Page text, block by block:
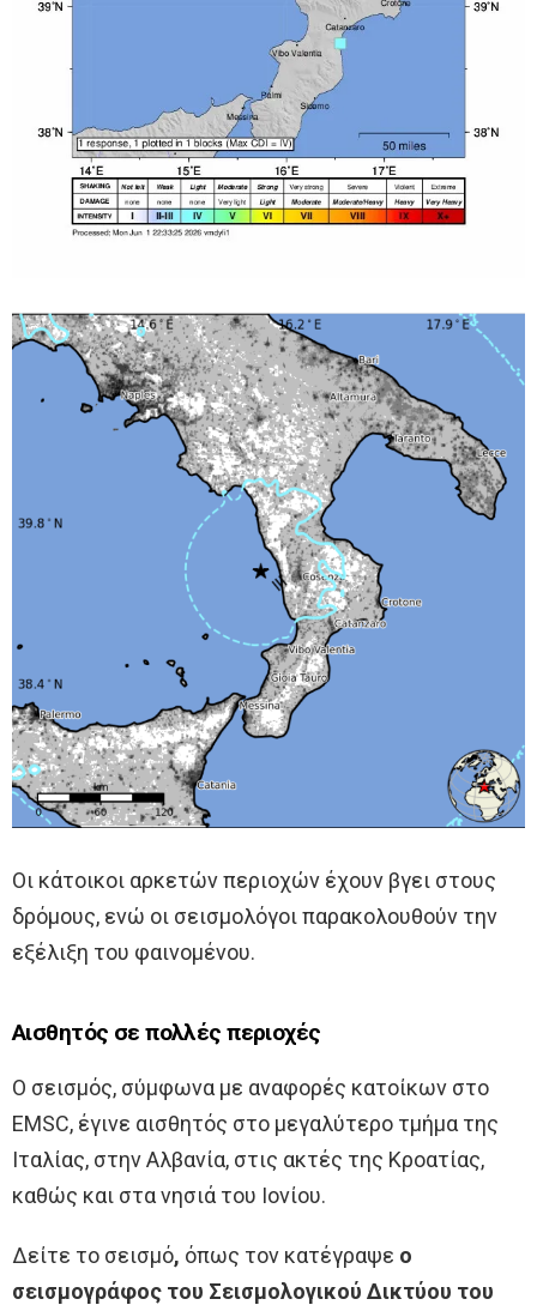
Οι κάτοικοι αρκετών περιοχών έχουν βγει στους
δρόμους, ενώ οι σεισμολόγοι παρακολουθούν την
εξέλιξη του φαινομένου.
Αισθητός σε πολλές περιοχές
Ο σεισμός, σύμφωνα με αναφορές κατοίκων στο
EMSC, έγινε αισθητός στο μεγαλύτερο τμήμα της
Ιταλίας, στην Αλβανία, στις ακτές της Κροατίας,
καθώς και στα νησιά του Ιονίου.
Δείτε το σεισμό, όπως τον κατέγραψε ο
σεισμογράφος του Σεισμολογικού Δικτύου του